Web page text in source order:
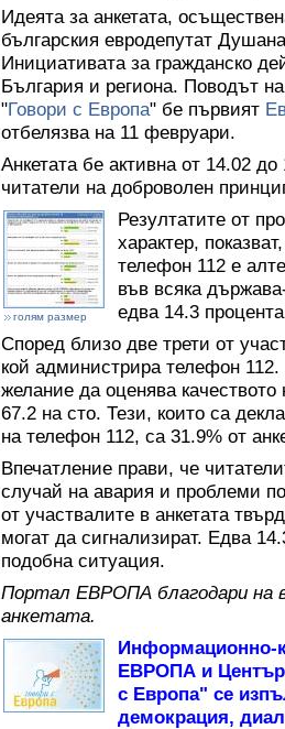
Идеята за анкетата,
българския евродепутат
Инициативата за гражданско
България и региона. Поводът
"Говори с Европа" бе първият
отбелязва на 11 февруари.
Анкетата бе активна от 14.02
читатели на доброволен
голям размер
Резултатите от
характер,
телефон 112 е
във всяка
едва 14.3
Според близо две трети от
кой администрира телефон
желание да оценява
67.2 на сто. Тези, които са
на телефон 112, са 31.9% от
Впечатление прави, че
случай на авария и проблеми
от участвалите в анкетата
могат да сигнализират. Едва
подобна ситуация.
Портал ЕВРОПА благодари на
анкетата.
Информационно-
ЕВРОПА и
с Европа" се
демокрация,